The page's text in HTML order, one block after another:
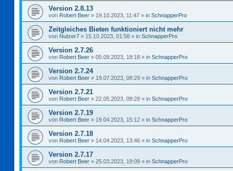
Version 2.8.13
von Robert Beer » 19.10.2023, 11:47 » in SchnapperPro
Zeitgleiches Bieten funktioniert nicht mehr
von Nutzer7 » 15.10.2023, 01:58 » in SchnapperPro
Version 2.7.26
von Robert Beer » 05.09.2023, 18:18 » in SchnapperPro
Version 2.7.24
von Robert Beer » 19.07.2023, 08:29 » in SchnapperPro
Version 2.7.21
von Robert Beer » 22.05.2023, 09:28 » in SchnapperPro
Version 2.7.19
von Robert Beer » 19.04.2023, 15:12 » in SchnapperPro
Version 2.7.18
von Robert Beer » 14.04.2023, 13:46 » in SchnapperPro
Version 2.7.17
von Robert Beer » 25.03.2023, 19:09 » in SchnapperPro